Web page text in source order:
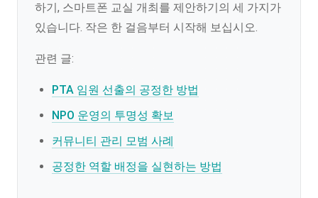
하기, 스마트폰 교실 개최를 제안하기의 세 가지가
있습니다. 작은 한 걸음부터 시작해 보십시오.
관련 글:
PTA 임원 선출의 공정한 방법
NPO 운영의 투명성 확보
커뮤니티 관리 모범 사례
공정한 역할 배정을 실현하는 방법